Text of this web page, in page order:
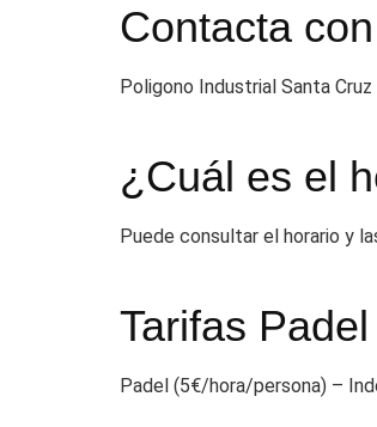
Contacta
Poligono Industrial Santa
¿Cuál es el
Puede consultar el horario y
Tarifas
Padel (5€/hora/persona) –